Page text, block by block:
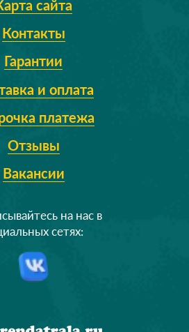
сайта
Контакты
Гарантии
и оплата
платежа
Отзывы
Вакансии
на нас в
сетях: